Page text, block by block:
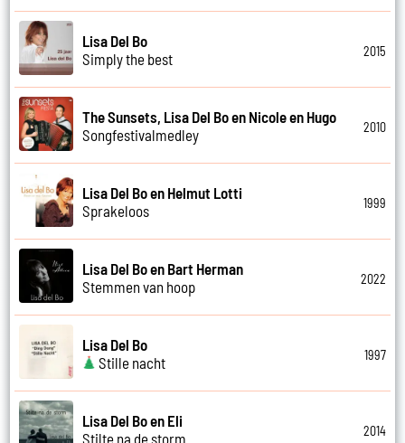
Lisa Del Bo
Simply the best
2015
The Sunsets, Lisa Del Bo en Nicole en Hugo
Songfestivalmedley
2010
Lisa Del Bo en Helmut Lotti
Sprakeloos
1999
Lisa Del Bo en Bart Herman
Stemmen van hoop
2022
Lisa Del Bo
Stille nacht
1997
Lisa Del Bo en Eli
Stilte na de storm
2014